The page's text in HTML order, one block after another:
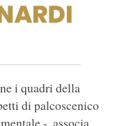
i quadri della
di palcoscenico
-, associa